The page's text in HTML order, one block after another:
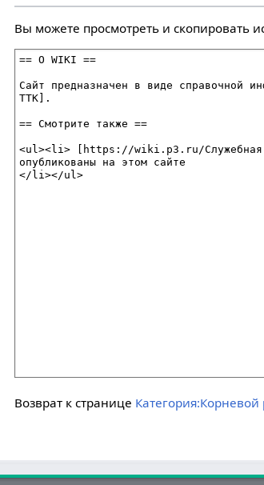
Вы можете просмотреть и скопировать
Возврат к странице Категория:Корневой